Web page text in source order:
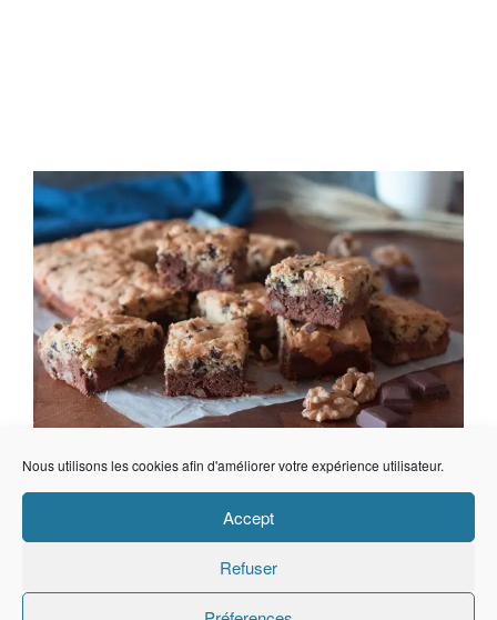
Nous utilisons les cookies afin d'améliorer votre expérience utilisateur.
Accept
Refuser